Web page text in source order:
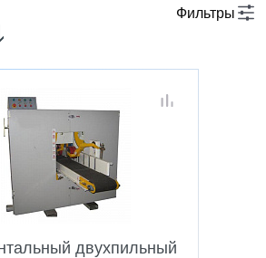
Фильтры
двухпильный